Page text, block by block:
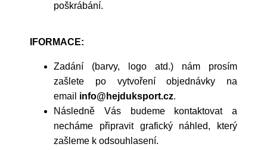
poškrábání.
IFORMACE:
Zadání (barvy, logo atd.) nám prosím
zašlete po vytvoření objednávky na
email info@hejduksport.cz.
Následně Vás budeme kontaktovat a
necháme připravit grafický náhled, který
zašleme k odsouhlasení.